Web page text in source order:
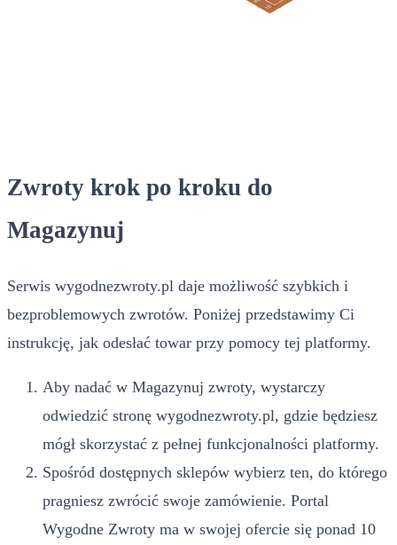
Zwroty krok po kroku do
Magazynuj
Serwis wygodnezwroty.pl daje możliwość szybkich i
bezproblemowych zwrotów. Poniżej przedstawimy Ci
instrukcję, jak odesłać towar przy pomocy tej platformy.
Aby nadać w Magazynuj zwroty, wystarczy
odwiedzić stronę wygodnezwroty.pl, gdzie będziesz
mógł skorzystać z pełnej funkcjonalności platformy.
Spośród dostępnych sklepów wybierz ten, do którego
pragniesz zwrócić swoje zamówienie. Portal
Wygodne Zwroty ma w swojej ofercie się ponad 10